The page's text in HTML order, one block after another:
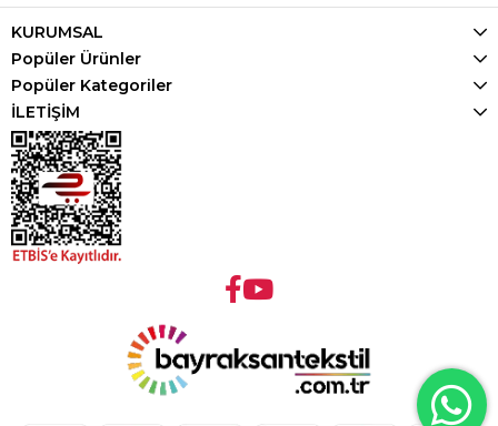
KURUMSAL
Popüler Ürünler
Popüler Kategoriler
İLETİŞİM